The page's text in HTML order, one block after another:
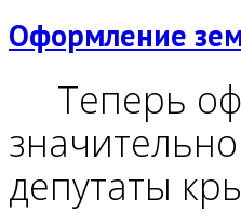
Оформление
Теперь
депутаты